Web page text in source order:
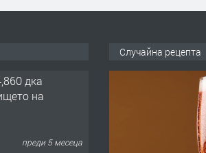
дка
на
преди 5 месеца
Случайна рецепта